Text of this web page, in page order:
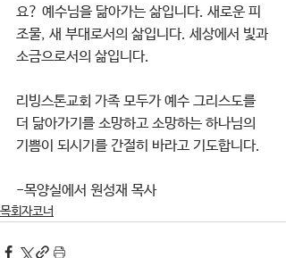
요? 예수님을 닮아가는 삶입니다. 새로운 피
조물, 새 부대로서의 삶입니다. 세상에서 빛과
소금으로서의 삶입니다.
리빙스톤교회 가족 모두가 예수 그리스도를
더 닮아가기를 소망하고 소망하는 하나님의
기쁨이 되시기를 간절히 바라고 기도합니다.
-목양실에서 원성재 목사
목회자코너